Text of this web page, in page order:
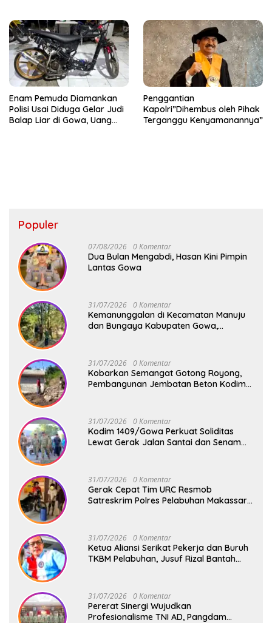
Enam Pemuda Diamankan
Polisi Usai Diduga Gelar Judi
Balap Liar di Gowa, Uang
Penggantian
Kapolri”Dihembus oleh Pihak
Terganggu Kenyamanannya”
Populer
07/08/2026 0 Komentar
Dua Bulan Mengabdi, Hasan Kini Pimpin
Lantas Gowa
31/07/2026 0 Komentar
Kemanunggalan di Kecamatan Manuju
dan Bungaya Kabupaten Gowa,
31/07/2026 0 Komentar
Kobarkan Semangat Gotong Royong,
Pembangunan Jembatan Beton Kodim
31/07/2026 0 Komentar
Kodim 1409/Gowa Perkuat Soliditas
Lewat Gerak Jalan Santai dan Senam
31/07/2026 0 Komentar
Gerak Cepat Tim URC Resmob
Satreskrim Polres Pelabuhan Makassar
31/07/2026 0 Komentar
Ketua Aliansi Serikat Pekerja dan Buruh
TKBM Pelabuhan, Jusuf Rizal Bantah
31/07/2026 0 Komentar
Pererat Sinergi Wujudkan
Profesionalisme TNI AD, Pangdam